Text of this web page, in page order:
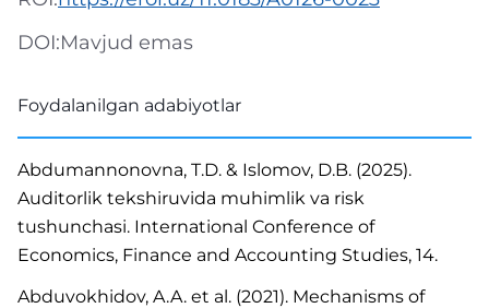
DOI:Mavjud emas
Foydalanilgan adabiyotlar
Abdumannonovna, T.D. & Islomov, D.B. (2025).
Auditorlik tekshiruvida muhimlik va risk
tushunchasi. International Conference of
Economics, Finance and Accounting Studies, 14.
Abduvokhidov, A.A. et al. (2021). Mechanisms of